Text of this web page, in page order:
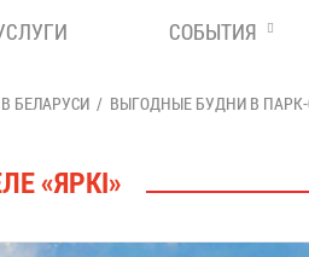
СОБЫТИЯ
БЕЛАРУСИ ВЫГОДНЫЕ БУДНИ В ПАРК-
«ЯРКІ»